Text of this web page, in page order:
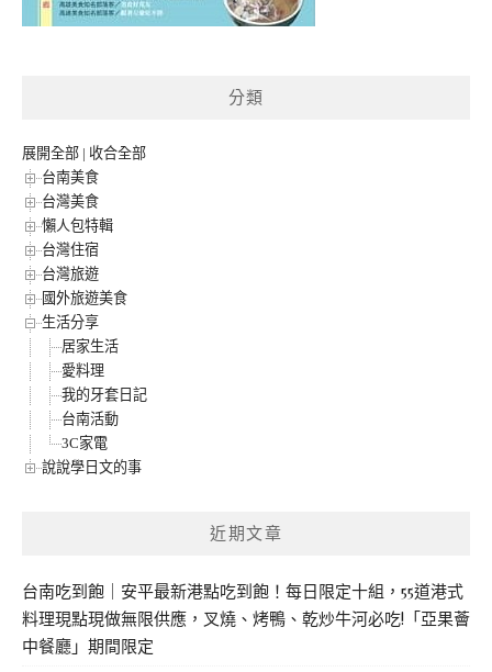
分類
展開全部 | 收合全部
台南美食
台灣美食
懶人包特輯
台灣住宿
台灣旅遊
國外旅遊美食
生活分享
居家生活
愛料理
我的牙套日記
台南活動
3C家電
說說學日文的事
近期文章
台南吃到飽｜安平最新港點吃到飽！每日限定十組，55道港式
料理現點現做無限供應，叉燒、烤鴨、乾炒牛河必吃!「亞果薈
中餐廳」期間限定